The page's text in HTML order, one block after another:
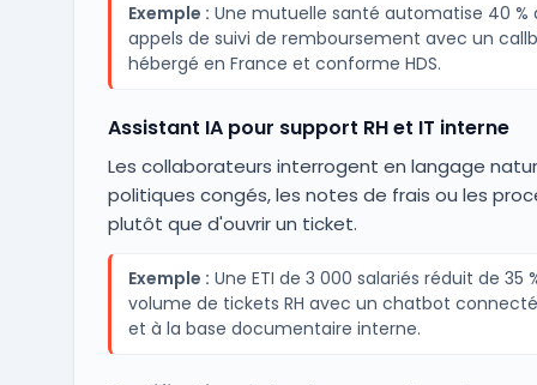
Exemple : Une mutuelle santé automatise 40 %
appels de suivi de remboursement avec un
hébergé en France et conforme HDS.
Assistant IA pour support RH et IT interne
Les collaborateurs interrogent en langage
politiques congés, les notes de frais ou les
plutôt que d'ouvrir un ticket.
Exemple : Une ETI de 3 000 salariés réduit de 35
volume de tickets RH avec un chatbot connecté
et à la base documentaire interne.